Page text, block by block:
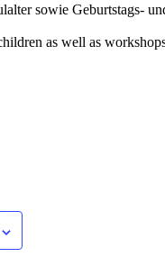
sowie Geburtstags-
as well as